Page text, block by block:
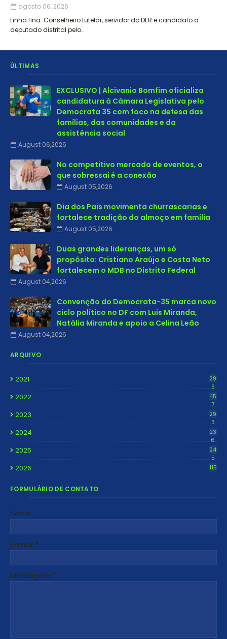
agosto 06, 2026
Linha fina: Conselheiro tutelar, servidor do DER e candidato a
deputado distrital pelo…
ÚLTIMAS
EXCLUSIVO | Alcivanio Bomfim oficializa
candidatura à Câmara Legislativa pelo
Democrata 35 com foco na defesa das
famílias, das comunidades e da
assistência social
August 06,2026
No competitivo mercado de eventos, o
que sobressai é a conexão
August 05,2026
Dia dos Pais movimenta churrascarias e
fortalece tradição do almoço em família
August 05,2026
Duas grandes lideranças, um só
propósito: Cristiano Araújo e Costa Neto
fortalecem o MDB no Distrito Federal
August 04,2026
Convenção do Democrata-35 marca novo
ciclo político no DF com Luis Miranda,
Natália Miranda e apoio a Celina Leão
August 04,2026
ARQUIVO
2021
29
9
2022
45
7
2023
29
3
2024
23
6
2025
24
5
2026 115
FORMULÁRIO DE CONTATO
Nome
E-mail *
Mensagem *